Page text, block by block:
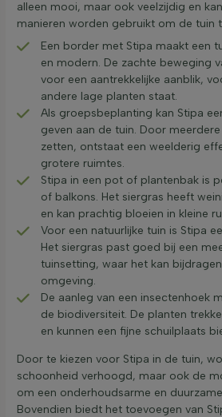
alleen mooi, maar ook veelzijdig en
manieren worden gebruikt om de tuin
Een border met Stipa maakt een
en modern. De zachte beweging
voor een aantrekkelijke aanblik,
andere lage planten staat.
Als groepsbeplanting kan Stipa
geven aan de tuin. Door
zetten, ontstaat een weelderig
grotere ruimtes.
Stipa in een pot of plantenbak is
of balkons. Het siergras heeft
en kan prachtig bloeien in kleine
Voor een natuurlijke tuin is Stipa
Het siergras past goed bij een
tuinsetting, waar het kan
omgeving.
De aanleg van een insectenhoek
de biodiversiteit. De planten
en kunnen een fijne schuilplaats
Door te kiezen voor Stipa in de tuin,
schoonheid verhoogd, maar ook de
om een onderhoudsarme en
Bovendien biedt het toevoegen van